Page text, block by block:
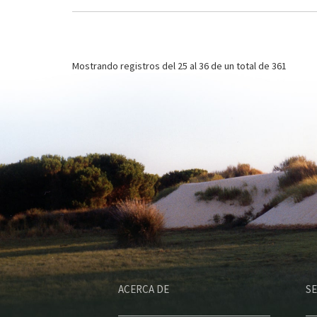
Mostrando registros del 25 al 36de un total de 361
ACERCA DE